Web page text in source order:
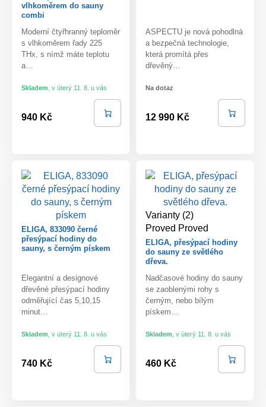
vlhkoměrem do sauny
combi
Moderní čtyřhranný teploměr
s vlhkoměrem řady 225
THx, s nímž máte teplotu
a…
Skladem v úterý 11. 8. u vás
940 Kč
ASPECTU je nová pohodlná
a bezpečná technologie,
která promítá přes
dřevěný…
Na dotaz
12 990 Kč
ELIGA, 833090 černé
přesýpací hodiny do
sauny, s černým pískem
Elegantní a designové
dřevěné přesýpací hodiny
odměřující čas 5,10,15
minut…
Skladem v úterý 11. 8. u vás
740 Kč
Varianty (2)
Proved Proved
ELIGA, přesýpací hodiny
do sauny ze světlého
dřeva.
Nadčasové hodiny do sauny
se zaoblenými rohy s
černým, nebo bílým
pískem…
Skladem v úterý 11. 8. u vás
460 Kč